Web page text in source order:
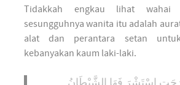
Tidakkah engkau lihat wahai
sesungguhnya wanita itu adalah
alat dan perantara setan untuk
kebanyakan kaum laki-laki.